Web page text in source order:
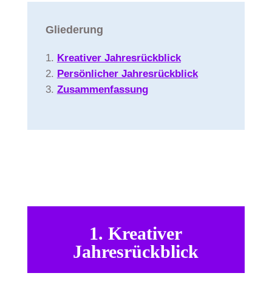
Gliederung
Kreativer Jahresrückblick
Persönlicher Jahresrückblick
Zusammenfassung
1.Kreativer
Jahresrückblick